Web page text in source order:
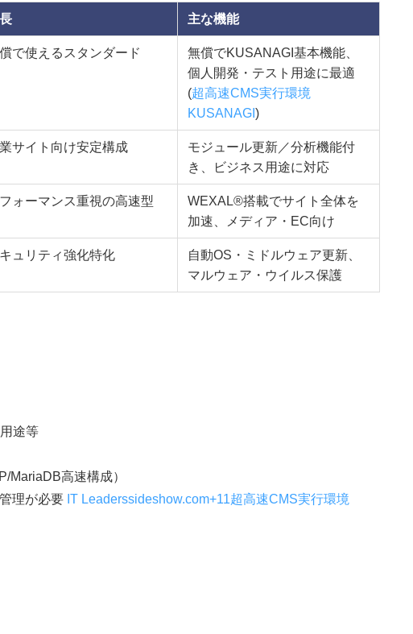
主な機能
で使えるスタンダード
無償でKUSANAGI基本機能、
個人開発・テスト用途に最適
(超高速CMS実行環境
KUSANAGI )
サイト向け安定構成
モジュール更新／分析機能付
き、ビジネス用途に対応
ォーマンス重視の高速型
WEXAL®搭載でサイト全体を
加速、メディア・EC向け
ュリティ強化特化
自動OS・ミドルウェア更新、
マルウェア・ウイルス保護
途等
MariaDB高速構成）
理が必要 IT Leaderssideshow.com+11超高速CMS実行環境